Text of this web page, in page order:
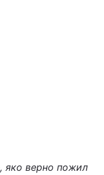
яко верно пожил